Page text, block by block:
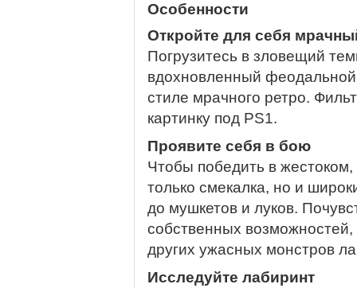
Особенности
Откройте для себя
Погрузитесь в зловещий
вдохновленный
стиле мрачного ретро.
картинку под PS1.
Проявите себя в бою
Чтобы победить в
только смекалка, но и
до мушкетов и луков.
собственных
других ужасных монстров
Исследуйте лабиринт